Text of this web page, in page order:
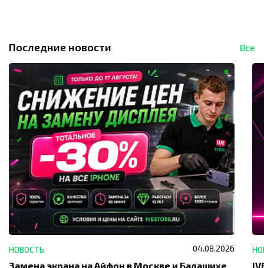
Последние новости Все
НОВОСТЬ 04.08.2026
Замена экрана на Айфон в Москве и Балашихе